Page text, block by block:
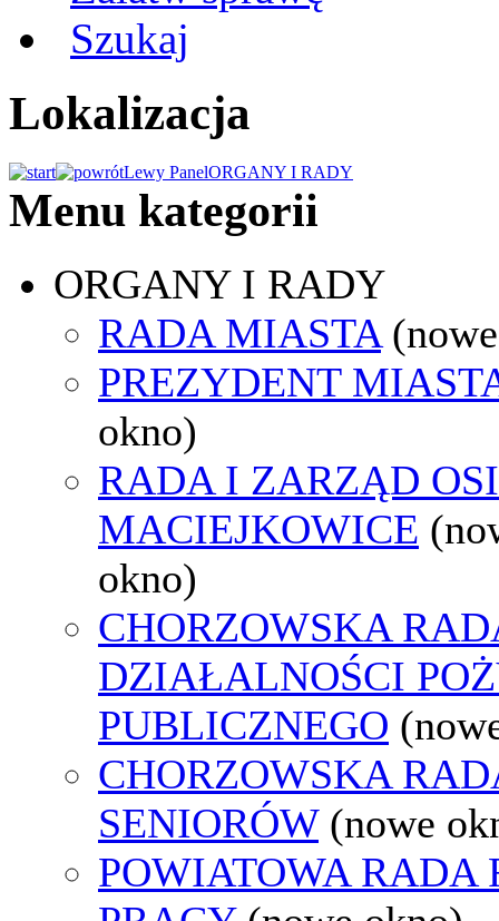
Szukaj
Lokalizacja
Lewy PanelORGANY I RADY
Menu kategorii
ORGANY I RADY
RADA MIASTA
PREZYDENT
okno)
RADA I ZARZĄD
MACIEJKOWICE
okno)
CHORZOWSKA
DZIAŁALNOŚCI
PUBLICZNEGO
CHORZOWSKA
SENIORÓW (nowe
POWIATOWA RADA